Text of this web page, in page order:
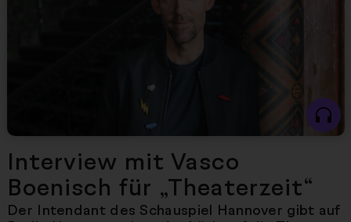
Interview mit Vasco
Boenisch für „Theaterzeit“
Der Intendant des Schauspiel Hannover gibt auf